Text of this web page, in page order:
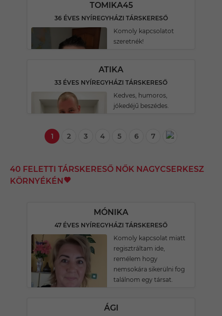
TOMIKA45
36 ÉVES NYÍREGYHÁZI TÁRSKERESŐ
Komoly kapcsolatot
szeretnék!
ATIKA
33 ÉVES NYÍREGYHÁZI TÁRSKERESŐ
Kedves, humoros,
jókedéjű beszédes.
1 2 3 4 5 6 7
40 FELETTI TÁRSKERESŐ NŐK NAGYCSERKESZ
KÖRNYÉKÉN
MÓNIKA
47 ÉVES NYÍREGYHÁZI TÁRSKERESŐ
Komoly kapcsolat miatt
regisztráltam ide,
remélem hogy
nemsokára sikerülni fog
találnom egy társat.
ÁGI